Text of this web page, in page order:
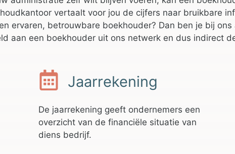
vertaalt voor jou de cijfers naar bruikbare
ervaren, betrouwbare boekhouder? Dan ben je bij
aan een boekhouder uit ons netwerk en dus indirect
Jaarrekening
De jaarrekening geeft ondernemers een
overzicht van de financiële situatie van
diens bedrijf.